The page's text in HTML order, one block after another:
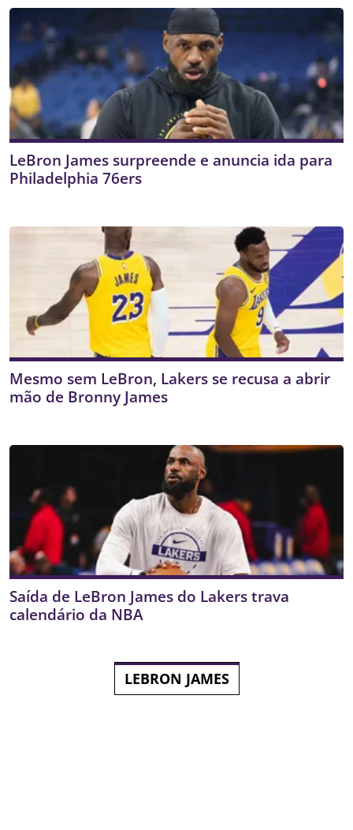
LeBron James surpreende e anuncia ida para
Philadelphia 76ers
Mesmo sem LeBron, Lakers se recusa a abrir
mão de Bronny James
Saída de LeBron James do Lakers trava
calendário da NBA
LEBRON JAMES